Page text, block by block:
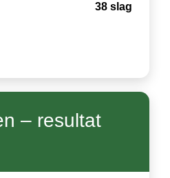
38 slag
– resultat